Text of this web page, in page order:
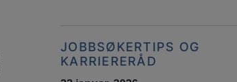
JOBBSØKERTIPS OG
KARRIERERÅD